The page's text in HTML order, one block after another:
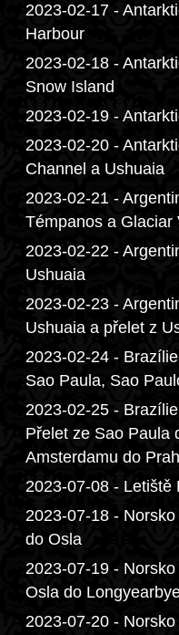
2023-02-17 -
Harbour
2023-02-18 -
Snow Island
2023-02-19 -
2023-02-20 -
Channel a Ushuaia
2023-02-21 -
Témpanos a Glaciar
2023-02-22 -
Ushuaia
2023-02-23 -
Ushuaia a přelet z
2023-02-24 -
Sao Paula, Sao
2023-02-25 -
Přelet ze Sao Paula
Amsterdamu do
2023-07-08 - Letiště
2023-07-18 -
do Osla
2023-07-19 -
Osla do
2023-07-20 -